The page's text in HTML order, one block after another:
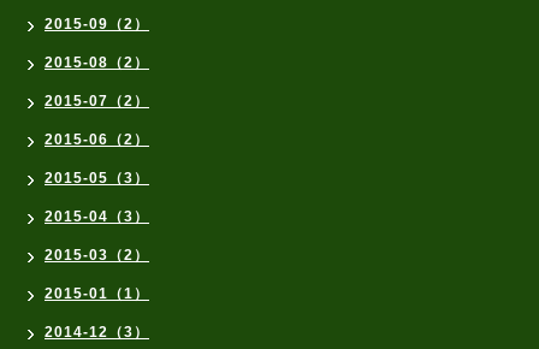
2015-09（2）
2015-08（2）
2015-07（2）
2015-06（2）
2015-05（3）
2015-04（3）
2015-03（2）
2015-01（1）
2014-12（3）